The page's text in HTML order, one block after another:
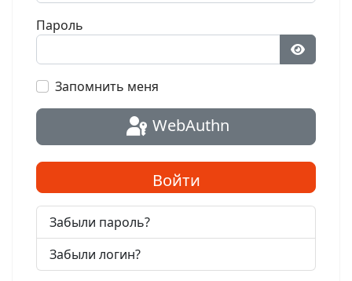
Пароль
Запомнить меня
WebAuthn
Войти
Забыли пароль?
Забыли логин?